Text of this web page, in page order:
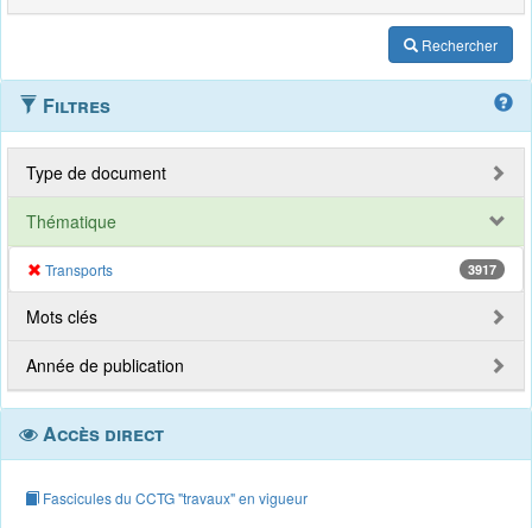
Rechercher
Filtres
Type de document
Thématique
Transports 3917
Mots clés
Année de publication
Accès direct
Fascicules du CCTG "travaux" en vigueur